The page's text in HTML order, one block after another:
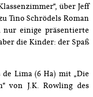
über Jeff
Tino Schrödels Roman
nur einige präsentierte
die Kinder: der Spaß
de Lima (6 Ha) mit „Die
von J.K. Rowling des